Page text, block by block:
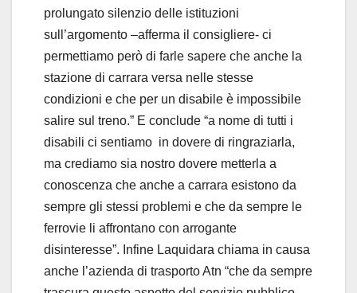
prolungato silenzio delle istituzioni
sull’argomento –afferma il consigliere- ci
permettiamo però di farle sapere che anche la
stazione di carrara versa nelle stesse
condizioni e che per un disabile è impossibile
salire sul treno.” E conclude “a nome di tutti i
disabili ci sentiamo in dovere di ringraziarla,
ma crediamo sia nostro dovere metterla a
conoscenza che anche a carrara esistono da
sempre gli stessi problemi e che da sempre le
ferrovie li affrontano con arrogante
disinteresse”. Infine Laquidara chiama in causa
anche l’azienda di trasporto Atn “che da sempre